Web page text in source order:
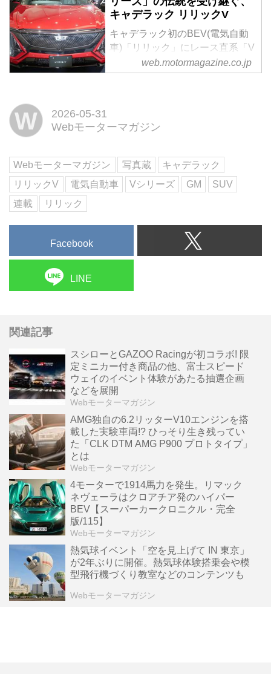
キャデラック リリックV
キャデラック初のBEV(電気自動
車)「リリック」にレース直系「V
シリーズ」の伝統を受け継ぐ高性
能モデル「リリックV」が登場し
web.motormagazine.co.jp
W
2026-05-31
Webモーターマガジン
Webモーターマガジン 写真蔵
キャデラック
リリックV
電気自動車 Vシリーズ GM
SUV
連載
リリック
Facebook
LINE
関連記事
スシローとGAZOO Racingが初コラボ! 限
定ミニカー付き商品の他、富士スピード
ウェイのイベント体験があたる抽選企画
などを展開
Webモーターマガジン
AMG独自の6.2リッターV10エンジンを搭
載した実験車両!? ひっそり生き残ってい
た「CLK DTM AMG P900 プロトタイプ」
とは
Webモーターマガジン
4モーターで1914馬力を発生。リマック
ネヴェーラはクロアチア発のハイパー
BEV【スーパーカークロニクル・完全
版/115】
Webモーターマガジン
熱気球イベント「空を見上げて IN 東京」
が2年ぶりに開催。熱気球体験搭乗会や模
型飛行機づくり教室などのコンテンツも
Webモーターマガジン